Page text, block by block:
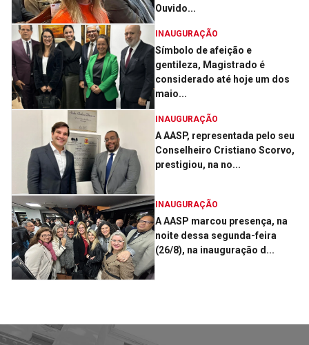
Ouvido...
INAUGURAÇÃO
Símbolo de afeição e
gentileza, Magistrado é
considerado até hoje um dos
maio...
INAUGURAÇÃO
A AASP, representada pelo seu
Conselheiro Cristiano Scorvo,
prestigiou, na no...
INAUGURAÇÃO
A AASP marcou presença, na
noite dessa segunda-feira
(26/8), na inauguração d...